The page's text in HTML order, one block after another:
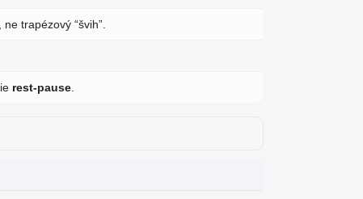
trapézový “švih”.
rest-pause